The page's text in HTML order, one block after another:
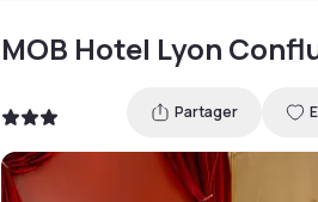
MOB Hotel Lyon
Partager